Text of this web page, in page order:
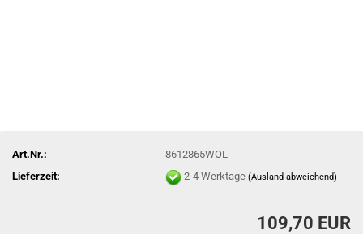
Art.Nr.:
8612865WOL
Lieferzeit:
2-4 Werktage(Ausland abweichend)
109,70 EUR